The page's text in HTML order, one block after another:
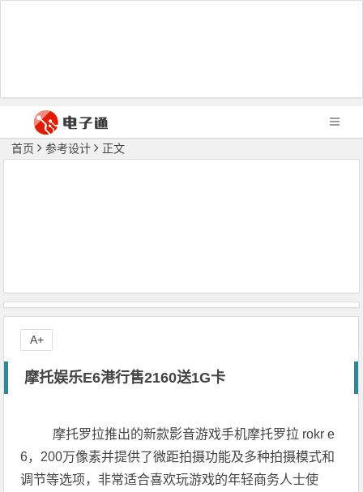
首页 参考设计 正文
摩托娱乐E6港行售2160送1G卡
摩托罗拉推出的新款影音游戏手机摩托罗拉 rokr e
6，200万像素并提供了微距拍摄功能及多种拍摄模式和
调节等选项，非常适合喜欢玩游戏的年轻商务人士使
A+